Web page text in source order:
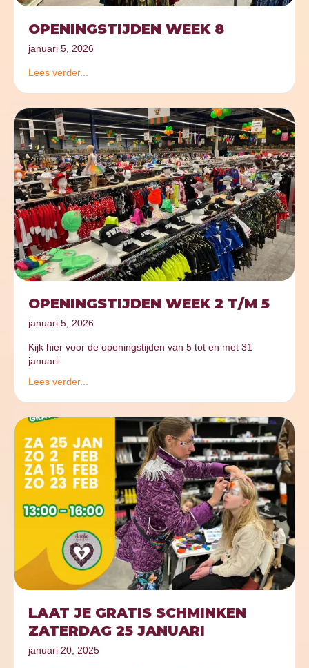
OPENINGSTIJDEN WEEK 8
januari 5, 2026
Lees verder...
OPENINGSTIJDEN WEEK 2 T/M 5
januari 5, 2026
Kijk hier voor de openingstijden van 5 tot en met 31
januari.
Lees verder...
LAAT JE GRATIS SCHMINKEN
ZATERDAG 25 JANUARI
januari 20, 2025